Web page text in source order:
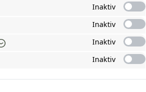
ZERTIFIZIERT!
Inaktiv
Inaktiv
Inaktiv
Inaktiv